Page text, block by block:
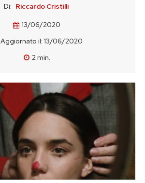
Di: Riccardo Cristilli
13/06/2020
Aggiornato il: 13/06/2020
2min.